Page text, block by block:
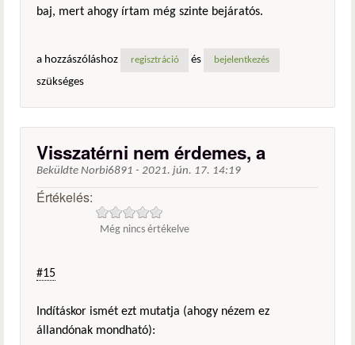
baj, mert ahogy írtam még szinte bejáratós.
a hozzászóláshoz regisztráció és bejelentkezés
szükséges
Visszatérni nem érdemes, a
Beküldte Norbi6891 - 2021. jún. 17. 14:19
Értékelés:
Még nincs értékelve
#15
Indításkor ismét ezt mutatja (ahogy nézem ez
állandónak mondható):